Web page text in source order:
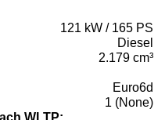
121 kW / 165 PS
Diesel
2.179 cm³
Euro6d
1 (None)